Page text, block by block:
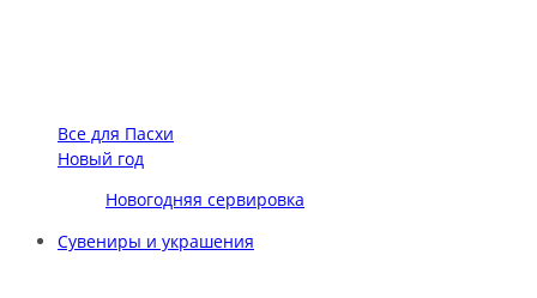
Все для Пасхи
Новый год
Новогодняя сервировка
Сувениры и украшения